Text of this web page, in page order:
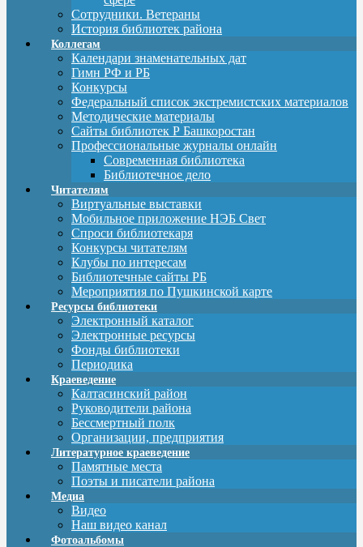
Сотрудники. Ветераны
История библиотек района
Коллегам
Календари знаменательных дат
Гимн РФ и РБ
Конкурсы
Федеральный список экстремистских материалов
Методические материалы
Сайты библиотек Р Башкоростан
Профессиональные журналы онлайн
Современная библиотека
Библиотечное дело
Читателям
Виртуальные выставки
Мобильное приложение НЭБ Свет
Спроси библиотекаря
Конкурсы читателям
Клубы по интересам
Библиотечные сайты РБ
Мероприятия по Пушкинской карте
Ресурсы библиотеки
Электронный каталог
Электронные ресурсы
Фонды библиотеки
Периодика
Краеведение
Калтасинский район
Руководители района
Бессмертный полк
Организации, предприятия
Литературное краеведение
Памятные места
Поэты и писатели района
Медиа
Видео
Наш видео канал
Фотоальбомы